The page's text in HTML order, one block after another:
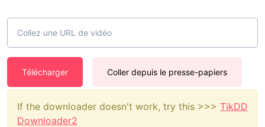
Télécharger Coller depuis le presse-papiers
If the downloader doesn't work, try this >>> TikDD
Downloader2